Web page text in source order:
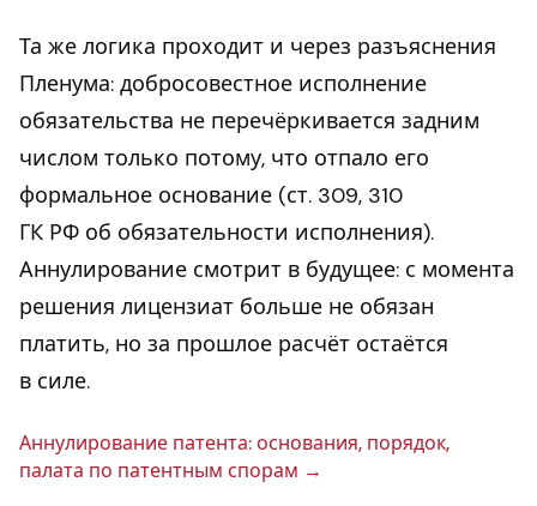
Та же логика проходит и через разъяснения
Пленума: добросовестное исполнение
обязательства не перечёркивается задним
числом только потому, что отпало его
формальное основание (ст. 309, 310
ГК РФ об обязательности исполнения).
Аннулирование смотрит в будущее: с момента
решения лицензиат больше не обязан
платить, но за прошлое расчёт остаётся
в силе.
Ан­ну­ли­ро­ва­ние патента: осно­ва­ния, порядок,
палата по па­тент­ным спорам